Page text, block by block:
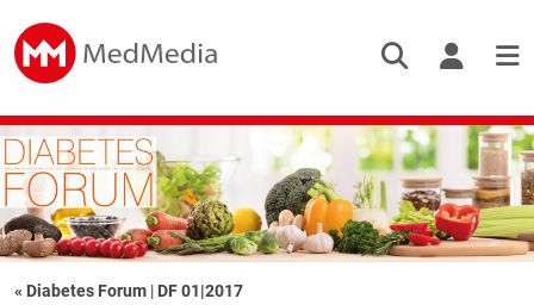
« Diabetes Forum | DF 01|2017